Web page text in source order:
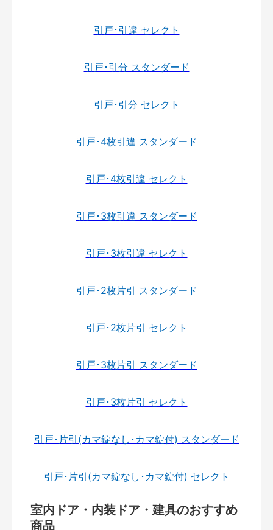
引戸･引違 セレクト
引戸･引分 スタンダード
引戸･引分 セレクト
引戸･4枚引違 スタンダード
引戸･4枚引違 セレクト
引戸･3枚引違 スタンダード
引戸･3枚引違 セレクト
引戸･2枚片引 スタンダード
引戸･2枚片引 セレクト
引戸･3枚片引 スタンダード
引戸･3枚片引 セレクト
引戸･片引(カマ錠なし･カマ錠付) スタンダード
引戸･片引(カマ錠なし･カマ錠付) セレクト
室内ドア・内装ドア・建具のおすすめ
商品